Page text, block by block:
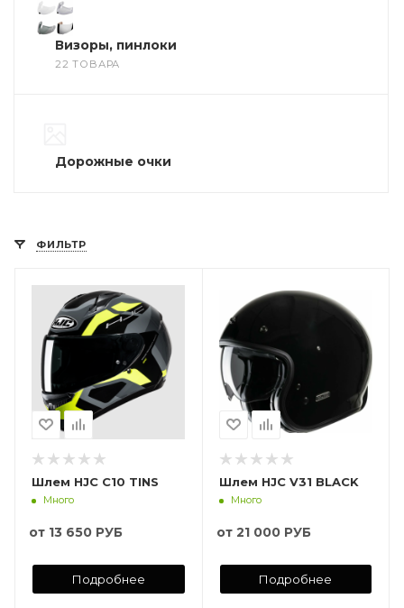
Визоры, пинлоки
22 ТОВАРА
Дорожные очки
ФИЛЬТР
Шлем HJC C10 TINS
Много
от 13 650 РУБ
Подробнее
Шлем HJC V31 BLACK
Много
от 21 000 РУБ
Подробнее